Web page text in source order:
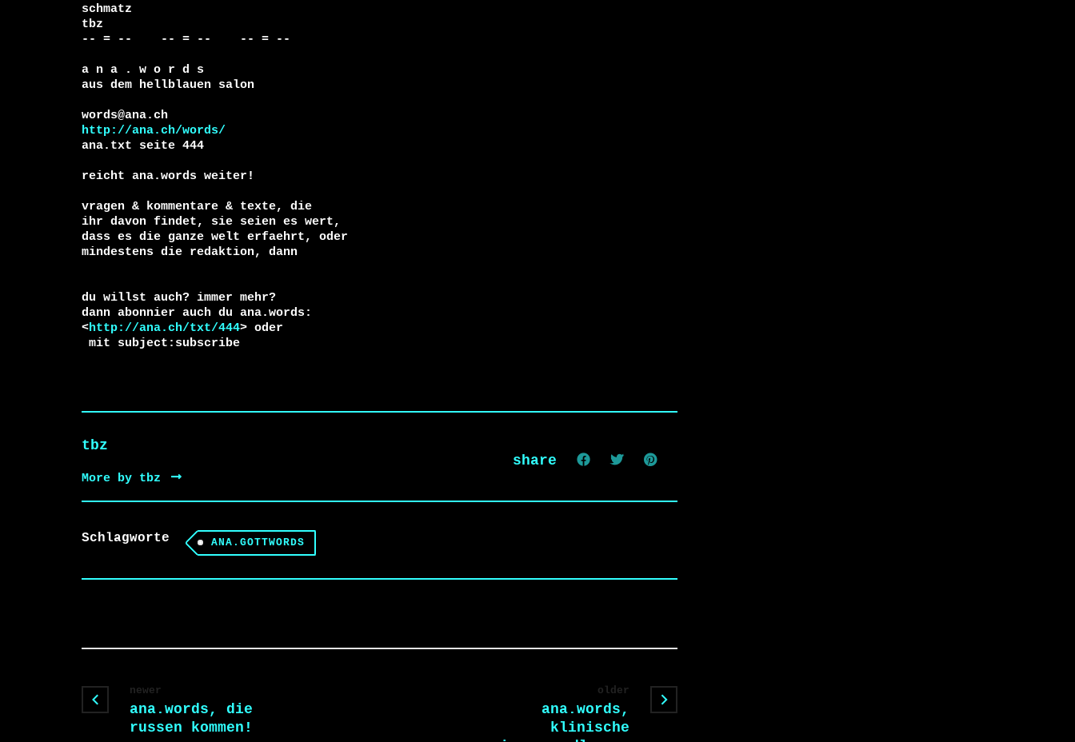
schmatz
tbz
-- = --    -- = --    -- = --
a n a . w o r d s
aus dem hellblauen salon
http://ana.ch/words/
ana.txt seite 444
reicht ana.words weiter!
vragen & kommentare & texte, die
ihr davon findet, sie seien es wert,
dass es die ganze welt erfaehrt, oder
du willst auch? immer mehr?
dann abonnier auch du ana.words:
<http://ana.ch/txt/444
mit subject:subscribe
tbz
More by tbz
share
Schlagworte ANA.GOTTWORDS
newer
ana.words, die
russen kommen!
older
ana.words,
klinische